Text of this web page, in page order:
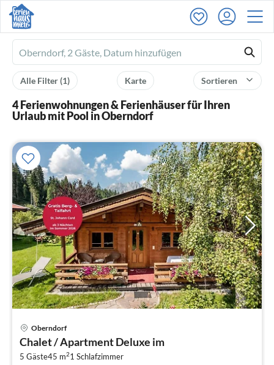
Ferienhausmiete
logo
Sortieren
Karte
Alle Filter(1)
4 Ferienwohnungen & Ferienhäuser für Ihren
Urlaub mit Pool in Oberndorf
Oberndorf
Chalet / Apartment Deluxe im
5 Gäste45 m21 Schlafzimmer